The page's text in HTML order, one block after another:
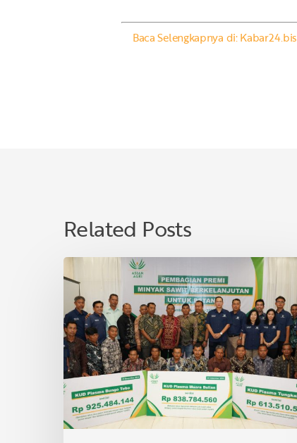
Baca Selengkapnya di:
Related Posts
Asian
Agri
Bagikan
Premi
Minyak
Sawit
Lestari
untuk
40
KUD